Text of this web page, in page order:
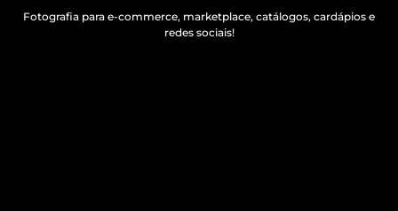
Fotografia para e-commerce, marketplace, catálogos, cardápios e
redes sociais!